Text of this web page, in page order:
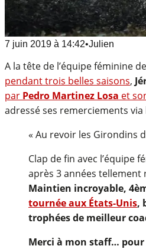
7 juin 2019 à 14:42•Julien
A la tête de l’équipe féminine
pendant trois belles saisons,
par Pedro Martinez Losa et
adressé ses remerciements via
« Au revoir les Girondins
Clap de fin avec l’équipe
après 3 années tellement
Maintien incroyable,
tournée aux États-Unis,
trophées de meilleur
Merci à mon staff… pour